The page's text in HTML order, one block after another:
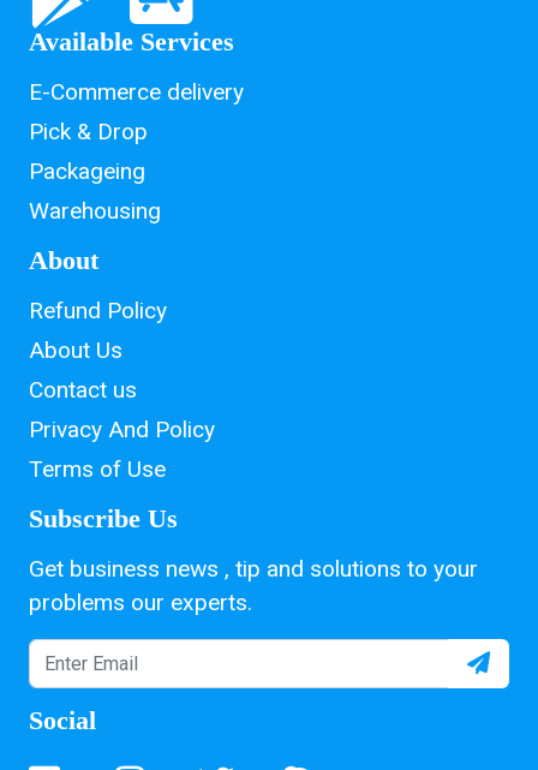
Available Services
E-Commerce delivery
Pick & Drop
Packageing
Warehousing
About
Refund Policy
About Us
Contact us
Privacy And Policy
Terms of Use
Subscribe Us
Get business news , tip and solutions to your
problems our experts.
Social